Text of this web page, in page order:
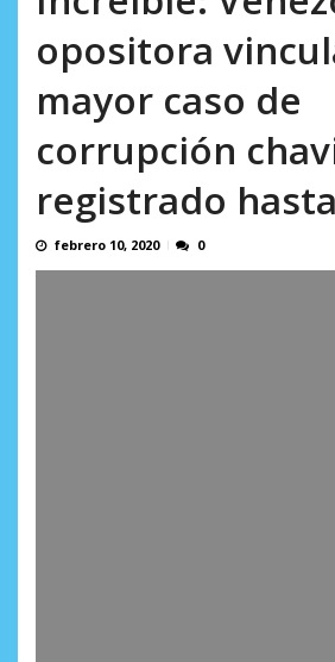
opositora
mayor caso de
corrupción
registrado
febrero 10, 2020 0